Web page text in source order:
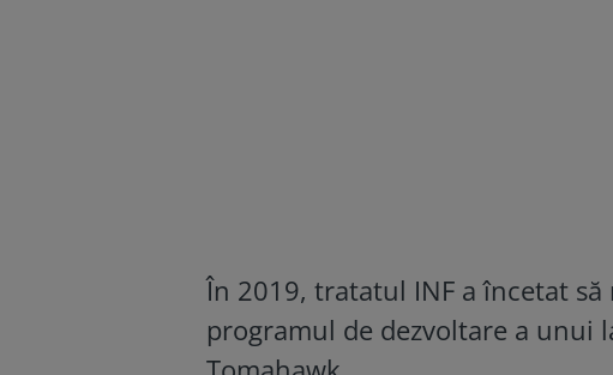
În 2019, tratatul INF a încetat
programul de dezvoltare a